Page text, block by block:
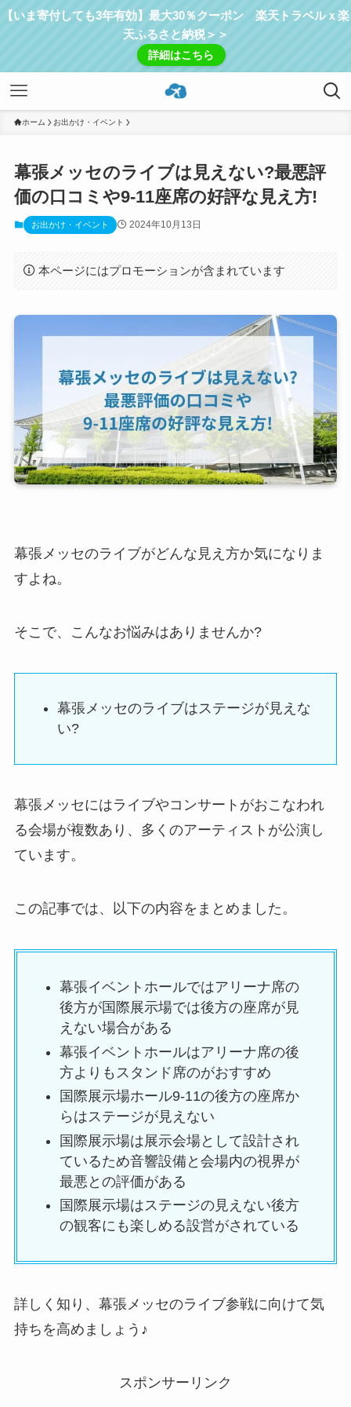
【いま寄付しても3年有効】最大30％クーポン 楽天トラベルｘ楽
天ふるさと納税＞＞
詳細はこちら
ホーム お出かけ・イベント
幕張メッセのライブは見えない?最悪評
価の口コミや9-11座席の好評な見え方!
お出かけ・イベント 2024年10月13日
本ページにはプロモーションが含まれています
幕張メッセのライブがどんな見え方か気になりま
すよね。
そこで、こんなお悩みはありませんか?
幕張メッセのライブはステージが見えな
い?
幕張メッセにはライブやコンサートがおこなわれ
る会場が複数あり、多くのアーティストが公演し
ています。
この記事では、以下の内容をまとめました。
幕張イベントホールではアリーナ席の
後方が国際展示場では後方の座席が見
えない場合がある
幕張イベントホールはアリーナ席の後
方よりもスタンド席のがおすすめ
国際展示場ホール9-11の後方の座席か
らはステージが見えない
国際展示場は展示会場として設計され
ているため音響設備と会場内の視界が
最悪との評価がある
国際展示場はステージの見えない後方
の観客にも楽しめる設営がされている
詳しく知り、幕張メッセのライブ参戦に向けて気
持ちを高めましょう♪
スポンサーリンク